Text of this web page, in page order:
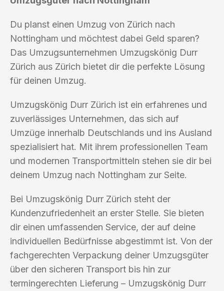
Du planst einen Umzug von Zürich nach
Nottingham und möchtest dabei Geld sparen?
Das Umzugsunternehmen Umzugskönig Durr
Zürich aus Zürich bietet dir die perfekte Lösung
für deinen Umzug.
Umzugskönig Durr Zürich ist ein erfahrenes und
zuverlässiges Unternehmen, das sich auf
Umzüge innerhalb Deutschlands und ins Ausland
spezialisiert hat. Mit ihrem professionellen Team
und modernen Transportmitteln stehen sie dir bei
deinem Umzug nach Nottingham zur Seite.
Bei Umzugskönig Durr Zürich steht der
Kundenzufriedenheit an erster Stelle. Sie bieten
dir einen umfassenden Service, der auf deine
individuellen Bedürfnisse abgestimmt ist. Von der
fachgerechten Verpackung deiner Umzugsgüter
über den sicheren Transport bis hin zur
termingerechten Lieferung – Umzugskönig Durr